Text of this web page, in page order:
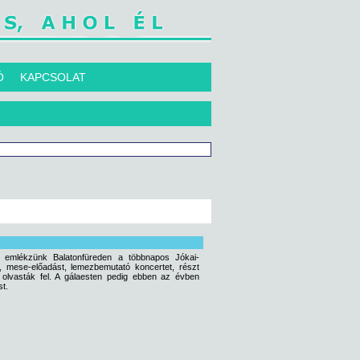
KAPCSOLAT
Balatonfüreden a többnapos Jókai-
előadást, lemezbemutató koncertet, részt
fel. A gálaesten pedig ebben az évben